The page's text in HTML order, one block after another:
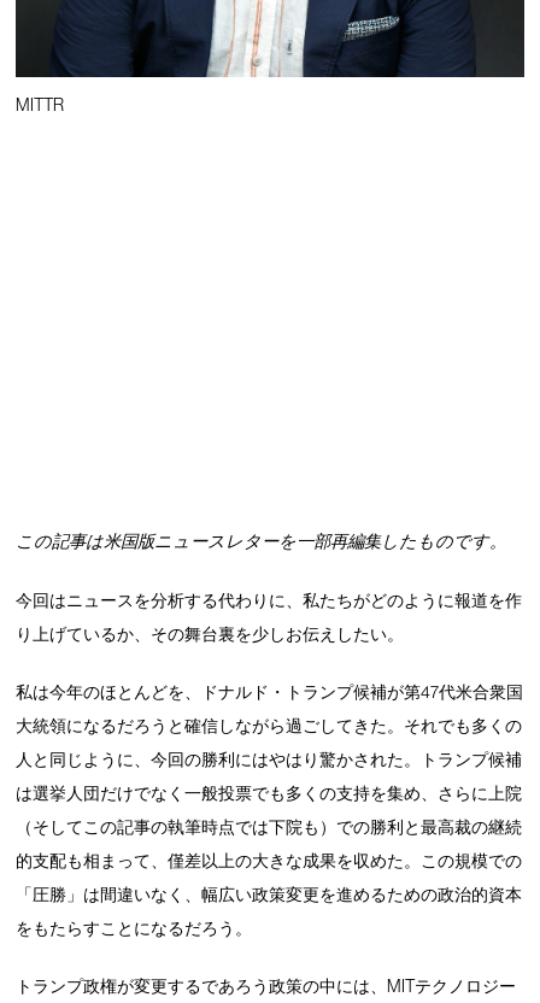
MITTR
この記事は米国版ニュースレターを一部再編集したものです。
今回はニュースを分析する代わりに、私たちがどのように報道を作
り上げているか、その舞台裏を少しお伝えしたい。
私は今年のほとんどを、ドナルド・トランプ候補が第47代米合衆国
大統領になるだろうと確信しながら過ごしてきた。それでも多くの
人と同じように、今回の勝利にはやはり驚かされた。トランプ候補
は選挙人団だけでなく一般投票でも多くの支持を集め、さらに上院
（そしてこの記事の執筆時点では下院も）での勝利と最高裁の継続
的支配も相まって、僅差以上の大きな成果を収めた。この規模での
「圧勝」は間違いなく、幅広い政策変更を進めるための政治的資本
をもたらすことになるだろう。
トランプ政権が変更するであろう政策の中には、MITテクノロジー